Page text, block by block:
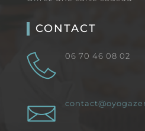
CONTACT
06 70 46 08 02